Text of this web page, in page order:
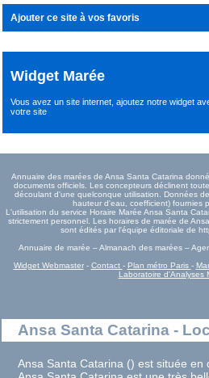
Ajouter ce site à vos favoris
Widget Marée
Vous avez un site internet,ajoutez notre widget
votre site
Annuaire des marées de Ansa Santa Catarina
documents officiels. Les concepteurs déclinent
découlant d'une quelconque utilisation. Données
hauteur d'eau, coefficient) fournies
L'utilisation du service Horaire Marée Ansa Santa
strictement personnel. Les horaires de marée de
sont édités par l'équipe éditoriale de
Annuaire de marée – Almanach des marées –
Widget Webmaster- Contact - Plan métro Paris -
Laboratoire d'Analyses
Ansa Santa Catarina -
Ansa Santa Catarina () est située en